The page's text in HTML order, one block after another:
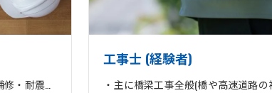
工事士 (経験者)